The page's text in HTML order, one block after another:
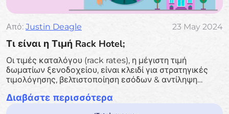
Από: Justin Deagle 23 May 2024
Τι είναι η Τιμή Rack Hotel;
Οι τιμές καταλόγου (rack rates), η μέγιστη τιμή
δωματίων ξενοδοχείου, είναι κλειδί για στρατηγικές
τιμολόγησης, βελτιστοποίηση εσόδων & αντίληψη
χρησιμοποιούν όλο και περισσότερο δυναμική
τιμολόγηση.
Διαβάστε περισσότερα